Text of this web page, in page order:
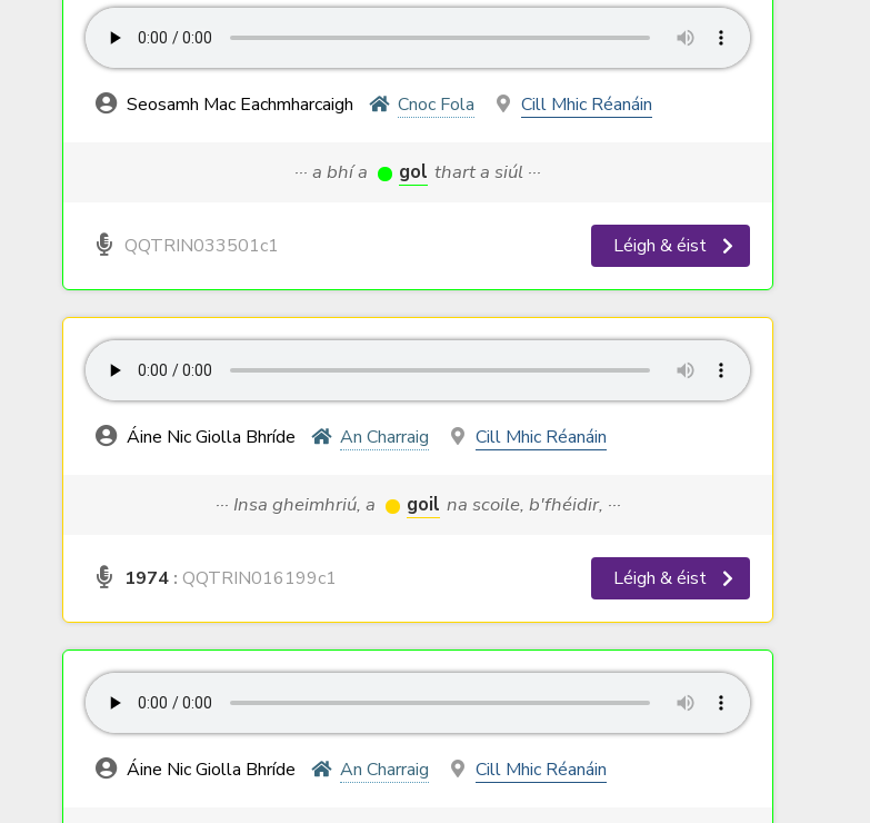
Seosamh Mac Eachmharcaigh Cnoc Fola Cill Mhic Réanáin
··· a bhí a gol thart a siúl ···
QQTRIN033501c1 Léigh & éist
Áine Nic Giolla Bhríde An Charraig Cill Mhic Réanáin
··· Insa gheimhriú, a goil na scoile, b'fhéidir, ···
1974 : QQTRIN016199c1 Léigh & éist
Áine Nic Giolla Bhríde An Charraig Cill Mhic Réanáin